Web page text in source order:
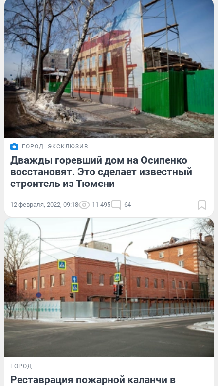
ГОРОД ЭКСКЛЮЗИВ
Дважды горевший дом на Осипенко
восстановят. Это сделает известный
строитель из Тюмени
12 февраля, 2022, 09:18 11 495 64
ГОРОД
Реставрация пожарной каланчи в